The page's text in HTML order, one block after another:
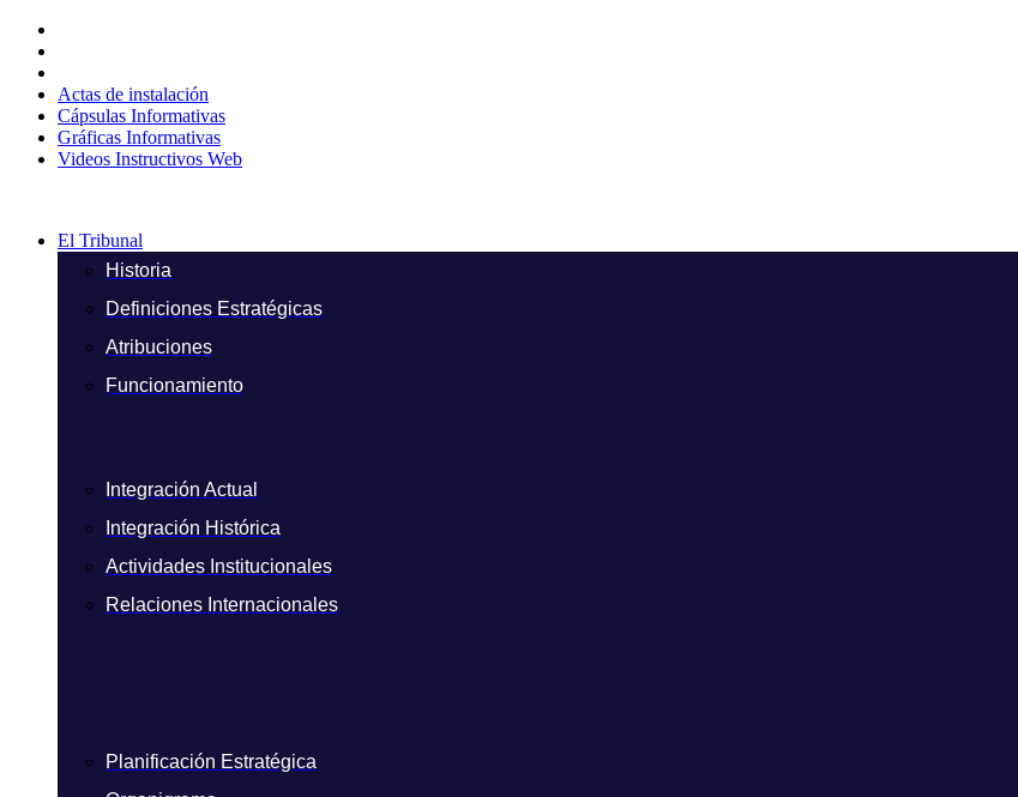
contenido
Actas de instalación
Cápsulas Informativas
Gráficas Informativas
Videos Instructivos Web
El Tribunal
Historia
Definiciones Estratégicas
Atribuciones
Funcionamiento
Integración Actual
Integración Histórica
Actividades Institucionales
Relaciones Internacionales
Planificación Estratégica